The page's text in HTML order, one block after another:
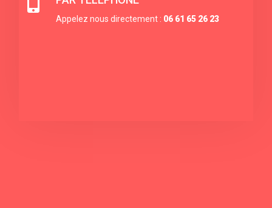
Appelez nous directement : 06 61 65 26 23